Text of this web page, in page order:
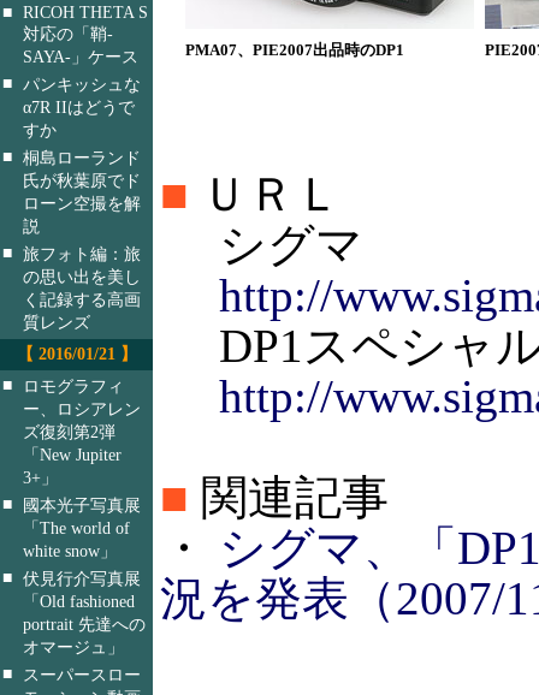
■ RICOH THETA S
対応の「鞘-
SAYA-」ケース
■ パンキッシュな
α7R IIはどうで
すか
■ 桐島ローランド
氏が秋葉原でド
ローン空撮を解
説
■ 旅フォト編：旅
の思い出を美し
く記録する高画
質レンズ
【 2016/01/21 】
■
ロモグラフィ
ー、ロシアレン
ズ復刻第2弾
「New Jupiter
3+」
■
國本光子写真展
「The world of
white snow」
■ 伏見行介写真展
「Old fashioned
portrait 先達への
オマージュ」
■
スーパースロー
PMA07、PIE2007出品時のDP1
■ ＵＲＬ
シグマ
http://
DP1スペシャ
http://
■ 関連記事
・ シグマ、「
況を発表（2007/